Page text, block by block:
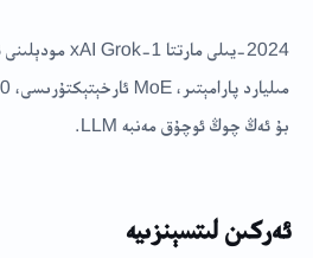
بۇ ئەڭ چوڭ ئوچۇق مەنبە LLM.
ئەركىن لىتسېنزىيە